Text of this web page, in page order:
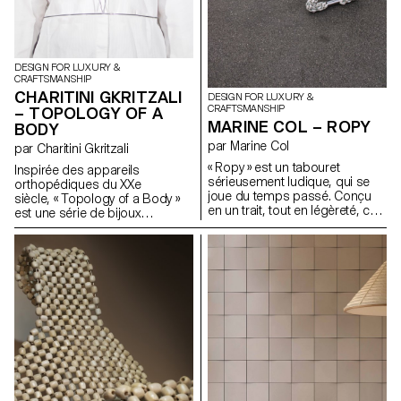
DESIGN FOR LUXURY &
CRAFTSMANSHIP
CHARITINI GKRITZALI
– TOPOLOGY OF A
BODY
par Charitini Gkritzali
Inspirée des appareils
orthopédiques du XXe
siècle, « Topology of a Body »
est une série de bijoux
corporels qui se conforme à
l’anatomie humaine et
ressemble aux éléments
structurels du corps. Chaque
pièce est composée de
formes géométriques solides
et de courbes organiques
créées à l’aide de fils d’argent
ou d’acier. L’épaisseur du fil est
modifiée selon un rythme
dynamique, soulignant la
morphologie du corps. Cette
DESIGN FOR LUXURY &
CRAFTSMANSHIP
MARINE COL – ROPY
par Marine Col
« Ropy » est un tabouret
sérieusement ludique, qui se
joue du temps passé. Conçu
en un trait, tout en légèreté, cet
objet puise son charme dans
un réemploi de la matière. Les
port de Lausanne, aux couleurs
ternies par le temps, lui servent
de matière première et
deviennent matière précieuse